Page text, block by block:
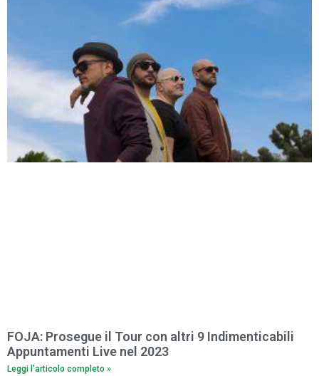
FOJA: Prosegue il Tour con altri 9 Indimenticabili
Appuntamenti Live nel 2023
Leggi l'articolo completo »